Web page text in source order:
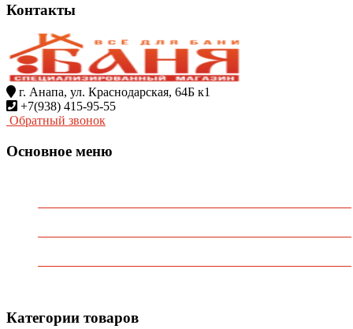
Контакты
г. Анапа, ул. Краснодарская, 64Б к1
+7(938) 415-95-55
Обратный звонок
Основное меню
Категории товаров